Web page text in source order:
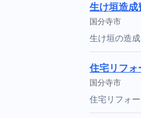
生け垣造成
国分寺市
生け垣の造
住宅リフォ
国分寺市
住宅リフォ